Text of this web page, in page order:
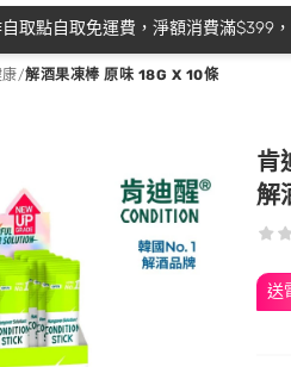
取點自取免運費，淨額消費滿$399，
/解酒果凍棒 原味 18G X 10條
肯
解
送